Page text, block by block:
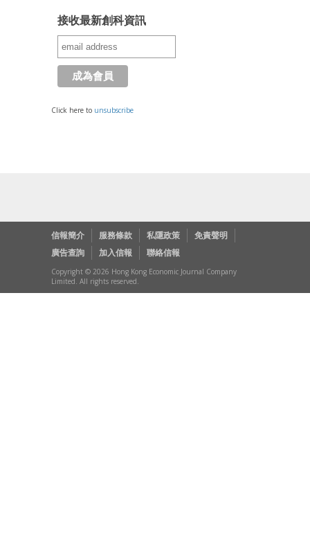
接收最新創科資訊
Click here to unsubscribe
信報簡介 服務條款 私隱政策
免責聲明
廣告查詢
加入信報 聯絡信報
Copyright © 2026 Hong Kong Economic Journal Company
Limited. All rights reserved.